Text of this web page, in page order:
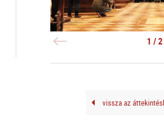
1 / 2
vissza az